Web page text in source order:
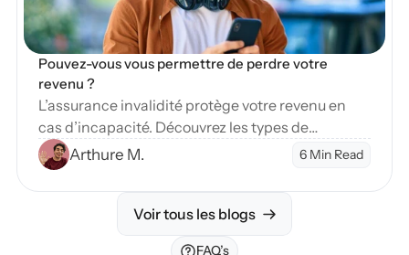
Pouvez-vous vous permettre de perdre votre
revenu ?
L’assurance invalidité protège votre revenu en
cas d’incapacité. Découvrez les types de
couverture et étapes pour sécuriser votre avenir
financier.
Arthure M. 6 Min Read
Voir tous les blogs
FAQ’s